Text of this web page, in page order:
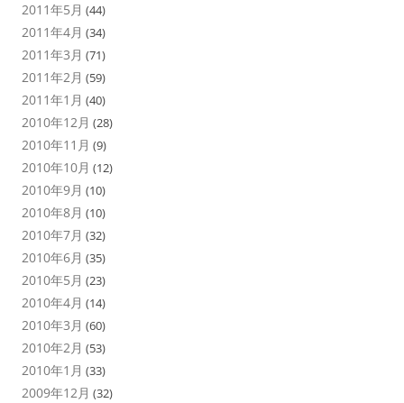
2011年5月 (44)
2011年4月 (34)
2011年3月 (71)
2011年2月 (59)
2011年1月 (40)
2010年12月 (28)
2010年11月 (9)
2010年10月 (12)
2010年9月 (10)
2010年8月 (10)
2010年7月 (32)
2010年6月 (35)
2010年5月 (23)
2010年4月 (14)
2010年3月 (60)
2010年2月 (53)
2010年1月 (33)
2009年12月 (32)